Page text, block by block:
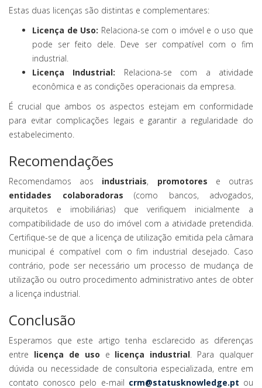
Estas duas licenças são distintas e complementares:
Licença de Uso: Relaciona-se com o imóvel e o uso que
pode ser feito dele. Deve ser compatível com o fim
industrial.
Licença Industrial: Relaciona-se com a atividade
econômica e as condições operacionais da empresa.
É crucial que ambos os aspectos estejam em conformidade
para evitar complicações legais e garantir a regularidade do
estabelecimento.
Recomendações
Recomendamos aos industriais, promotores e outras
entidades colaboradoras (como bancos, advogados,
arquitetos e imobiliárias) que verifiquem inicialmente a
compatibilidade de uso do imóvel com a atividade pretendida.
Certifique-se de que a licença de utilização emitida pela câmara
municipal é compatível com o fim industrial desejado. Caso
contrário, pode ser necessário um processo de mudança de
utilização ou outro procedimento administrativo antes de obter
a licença industrial.
Conclusão
Esperamos que este artigo tenha esclarecido as diferenças
entre licença de uso e licença industrial. Para qualquer
dúvida ou necessidade de consultoria especializada, entre em
contato conosco pelo e-mail crm@statusknowledge.pt ou